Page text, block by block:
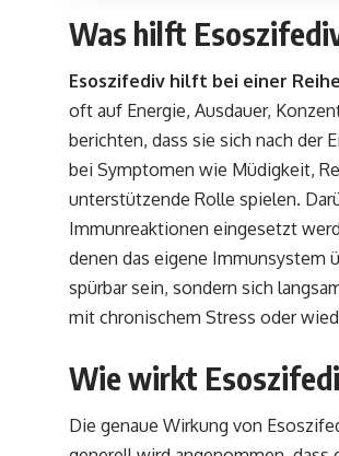
Was hilft
Esoszifediv hilft bei einer
oft auf Energie, Ausdauer,
berichten, dass sie sich nach der
bei Symptomen wie Müdigkeit,
unterstützende Rolle spielen.
Immunreaktionen eingesetzt
denen das eigene Immunsystem
spürbar sein, sondern sich
mit chronischem Stress oder
Wie wirkt
Die genaue Wirkung von